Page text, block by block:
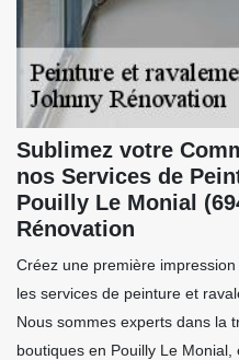
Sublimez votre
nos Services de
Pouilly Le Monial
Rénovation
Créez une première
les services de peinture et
Nous sommes experts dans la
boutiques en Pouilly Le